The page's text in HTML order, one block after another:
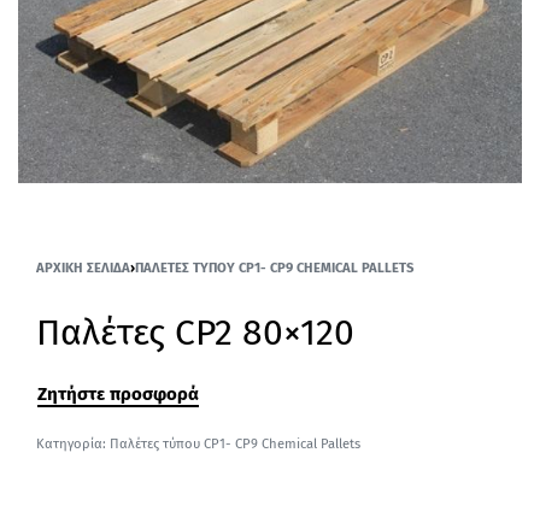
ΑΡΧΙΚΉ ΣΕΛΊΔΑ›ΠΑΛΈΤΕΣ ΤΎΠΟΥ CP1- CP9 CHEMICAL PALLETS
Παλέτες CP2 80×120
Ζητήστε προσφορά
Κατηγορία: Παλέτες τύπου CP1- CP9 Chemical Pallets